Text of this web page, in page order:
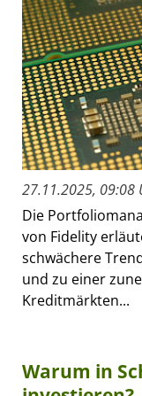
27.11.2025, 09:08
Die
von Fidelity
schwächere
und zu einer
Kreditmärkten...
Warum in